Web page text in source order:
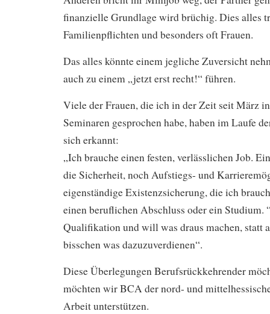
finanzielle Grundlage wird brüchig. Dies alles
Familienpflichten und besonders oft Frauen.
Das alles könnte einem jegliche Zuversicht
auch zu einem „jetzt erst recht!“ führen.
Viele der Frauen, die ich in der Zeit seit März
Seminaren gesprochen habe, haben im Laufe
sich erkannt:
„Ich brauche einen festen, verlässlichen Job.
die Sicherheit, noch Aufstiegs- und
eigenständige Existenzsicherung, die ich
einen beruflichen Abschluss oder ein Studium.
Qualifikation und will was draus machen, statt
bisschen was dazuzuverdienen“.
Diese Überlegungen Berufsrückkehrender
möchten wir BCA der nord- und
Arbeit unterstützen.